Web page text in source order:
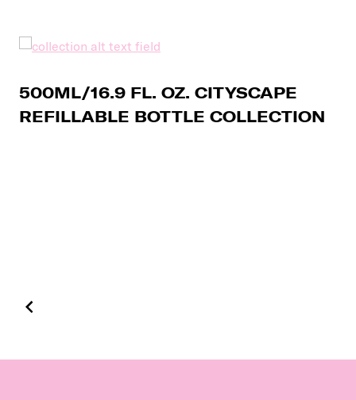
500ML/16.9 FL. OZ. CITYSCAPE
REFILLABLE BOTTLE COLLECTION